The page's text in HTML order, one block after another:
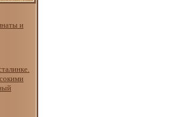
и